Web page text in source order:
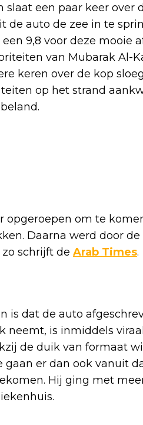
slaat een paar keer over
de auto de zee in te
9,8 voor deze mooie
van Mubarak Al-
keren over de kop
op het strand
opgeroepen om te
Daarna werd door
schrijft de Arab Times.
is dat de auto
neemt, is inmiddels
de duik van formaat
gaan er dan ook vanuit
Hij ging met